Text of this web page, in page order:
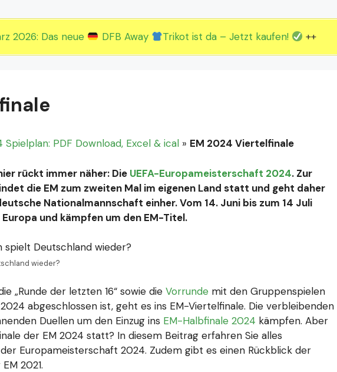
2026: Das neue DFB Away Trikot ist da – Jetzt kaufen! ++
Spielplan: PDF Download, Excel & ical » EM 2024 Viertelfinale
rückt immer näher: Die UEFA-Europameisterschaft 2024. Zur
die EM zum zweiten Mal im eigenen Land statt und geht daher
Nationalmannschaft einher. Vom 14. Juni bis zum 14 Juli
und kämpfen um den EM-Titel.
wieder?
„Runde der letzten 16“ sowie die Vorrunde mit den Gruppenspielen
abgeschlossen ist, geht es ins EM-Viertelfinale. Die verbleibenden
Duellen um den Einzug ins EM-Halbfinale 2024 kämpfen. Aber
der EM 2024 statt? In diesem Beitrag erfahren Sie alles
Europameisterschaft 2024. Zudem gibt es einen Rückblick der
2021.